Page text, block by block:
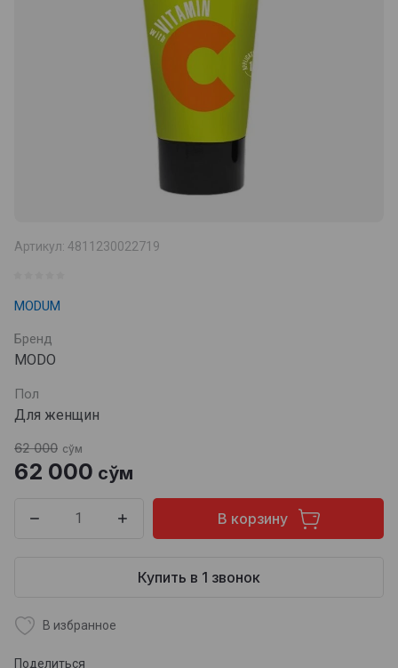
Артикул: 4811230022719
MODUM
Бренд
MODO
Пол
Для женщин
62 000 сўм
62 000 сўм
В корзину
Купить в 1 звонок
В избранное
Поделиться